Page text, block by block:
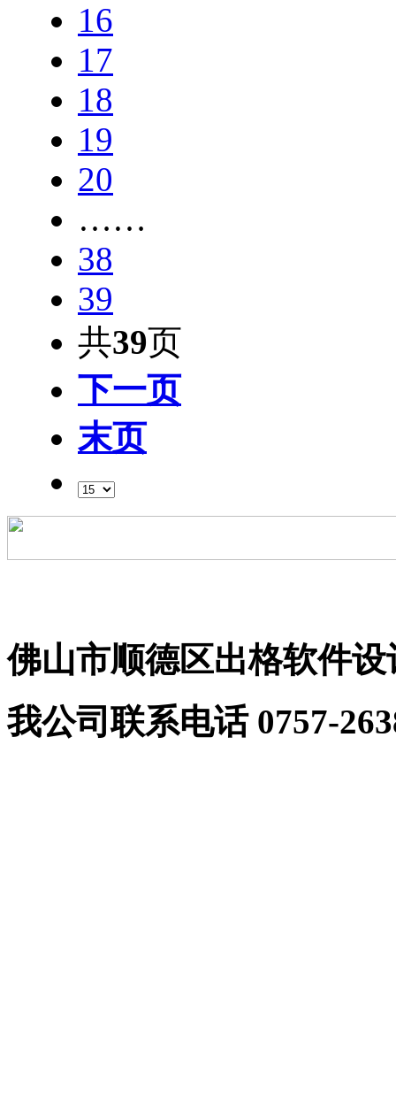
16
17
18
19
20
……
38
39
共39页
下一页
末页
佛山市顺德区出格软件
我公司联系电话 0757-